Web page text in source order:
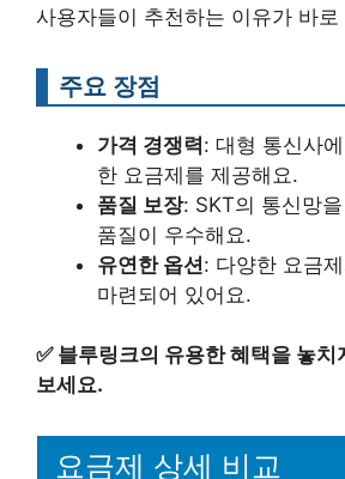
사용자들이 추천하는 이유가 바
주요 장점
가격 경쟁력: 대형 통신사
한 요금제를 제공해요.
품질 보장: SKT의 통신망
품질이 우수해요.
유연한 옵션: 다양한 요금
마련되어 있어요.
✅ 블루링크의 유용한 혜택을 놓치
보세요.
요금제 상세 비교